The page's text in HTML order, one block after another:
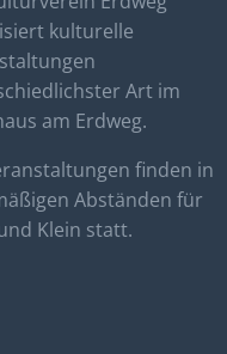
kulturelle
Art im
am Erdweg.
finden in
Abständen für
Klein statt.